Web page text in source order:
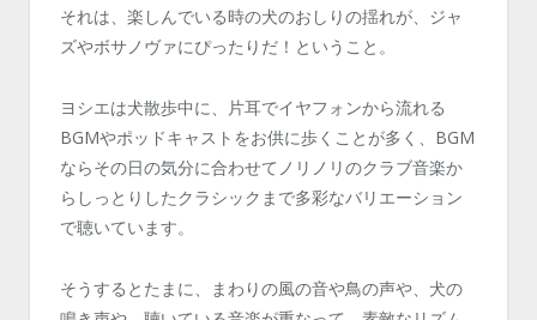
それは、楽しんでいる時の犬のおしりの揺れが、ジャ
ズやボサノヴァにぴったりだ！ということ。
ヨシエは犬散歩中に、片耳でイヤフォンから流れる
BGMやポッドキャストをお供に歩くことが多く、BGM
ならその日の気分に合わせてノリノリのクラブ音楽か
らしっとりしたクラシックまで多彩なバリエーション
で聴いています。
そうするとたまに、まわりの風の音や鳥の声や、犬の